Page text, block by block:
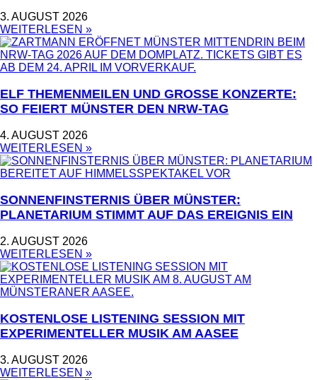
3. AUGUST 2026
WEITERLESEN »
ELF THEMENMEILEN UND GROSSE KONZERTE: S
O FEIERT MÜNSTER DEN NRW-TAG
4. AUGUST 2026
WEITERLESEN »
SONNENFINSTERNIS ÜBER MÜNSTER:
PLANETARIUM STIMMT AUF DAS EREIGNIS EIN
2. AUGUST 2026
WEITERLESEN »
KOSTENLOSE LISTENING SESSION MIT
EXPERIMENTELLER MUSIK AM AASEE
3. AUGUST 2026
WEITERLESEN »